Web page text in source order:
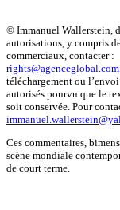
© Immanuel Wallerstein,
autorisations, y compris
commerciaux, contacter :
rights@agenceglobal.com
téléchargement ou
autorisés pourvu que le
soit conservée. Pour
Ces commentaires,
scène mondiale
de court terme.